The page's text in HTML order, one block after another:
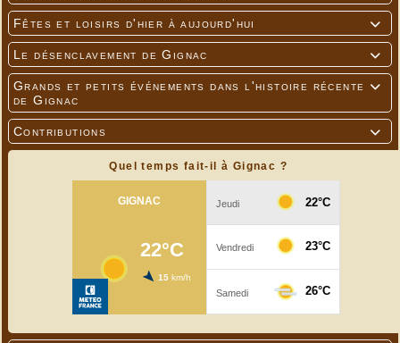

Fêtes et loisirs d'hier à aujourd'hui

Le désenclavement de Gignac

Grands et petits événements dans l'histoire récente
de Gignac

Contributions
Quel temps fait-il à Gignac ?